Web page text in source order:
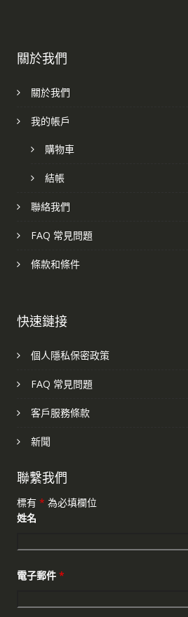
關於我們
關於我們
我的帳戶
購物車
結帳
聯絡我們
FAQ 常見問題
條款和條件
快速鏈接
個人隱私保密政策
FAQ 常見問題
客戶服務條款
新聞
聯繫我們
標有 * 為必填欄位
姓名
電子郵件 *